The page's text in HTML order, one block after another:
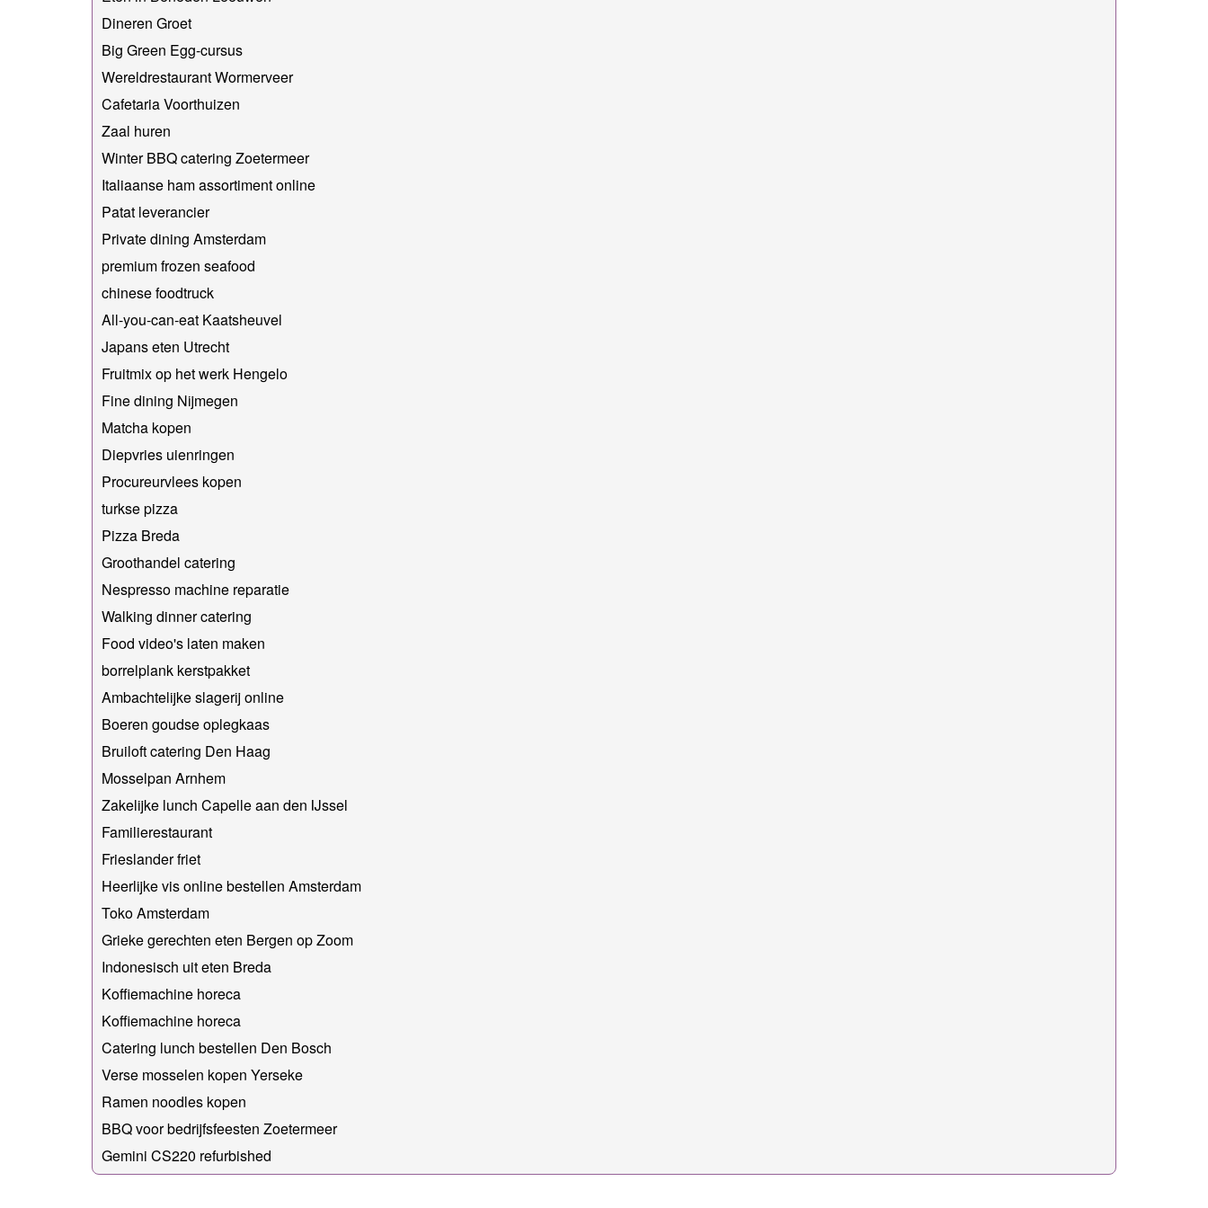
Dineren Groet
Big Green Egg-cursus
Wereldrestaurant Wormerveer
Cafetaria Voorthuizen
Zaal huren
Winter BBQ catering Zoetermeer
Italiaanse ham assortiment online
Patat leverancier
Private dining Amsterdam
premium frozen seafood
chinese foodtruck
All-you-can-eat Kaatsheuvel
Japans eten Utrecht
Fruitmix op het werk Hengelo
Fine dining Nijmegen
Matcha kopen
Diepvries uienringen
Procureurvlees kopen
turkse pizza
Pizza Breda
Groothandel catering
Nespresso machine reparatie
Walking dinner catering
Food video's laten maken
borrelplank kerstpakket
Ambachtelijke slagerij online
Boeren goudse oplegkaas
Bruiloft catering Den Haag
Mosselpan Arnhem
Zakelijke lunch Capelle aan den IJssel
Familierestaurant
Frieslander friet
Heerlijke vis online bestellen Amsterdam
Toko Amsterdam
Grieke gerechten eten Bergen op Zoom
Indonesisch uit eten Breda
Koffiemachine horeca
Koffiemachine horeca
Catering lunch bestellen Den Bosch
Verse mosselen kopen Yerseke
Ramen noodles kopen
BBQ voor bedrijfsfeesten Zoetermeer
Gemini CS220 refurbished